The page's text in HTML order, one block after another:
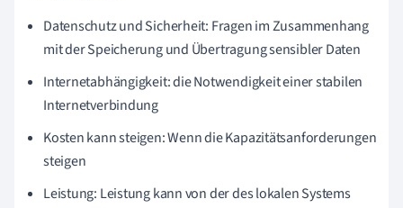
Datenschutz und Sicherheit: Fragen im Zusammenhang
mit der Speicherung und Übertragung sensibler Daten
Internetabhängigkeit: die Notwendigkeit einer stabilen
Internetverbindung
Kosten kann steigen: Wenn die Kapazitätsanforderungen
steigen
Leistung: Leistung kann von der des lokalen Systems